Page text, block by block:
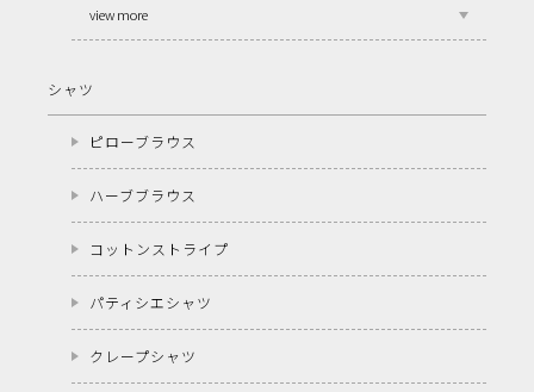
view more
シャツ
ピローブラウス
ハーブブラウス
コットンストライプ
パティシエシャツ
クレープシャツ